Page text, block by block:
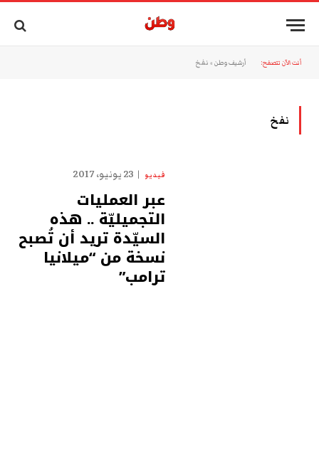
أنت الآن تتصفح: أرشيف وطن » نفخ
نفخ
فيديو 23 يونيو، 2017
عبر العمليات
التجميليّة .. هذه
السيّدة تريد أن تُصبح
نسخة من “ميلانيا
ترامب”